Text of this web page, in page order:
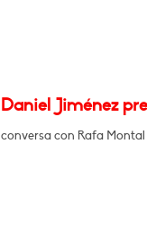
Daniel Jiménez
conversa con Rafa